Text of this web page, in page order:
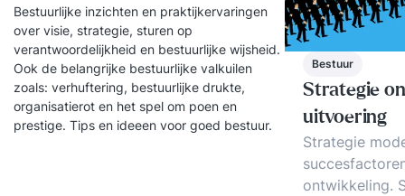
Bestuurlijke inzichten en praktijkervaringen
over visie, strategie, sturen op
verantwoordelijkheid en bestuurlijke wijsheid.
Ook de belangrijke bestuurlijke valkuilen
zoals: verhuftering, bestuurlijke drukte,
organisatierot en het spel om poen en
prestige. Tips en ideeen voor goed bestuur.
Bestuur
Strategie
uitvoering
Strategie
ontwikkeling.